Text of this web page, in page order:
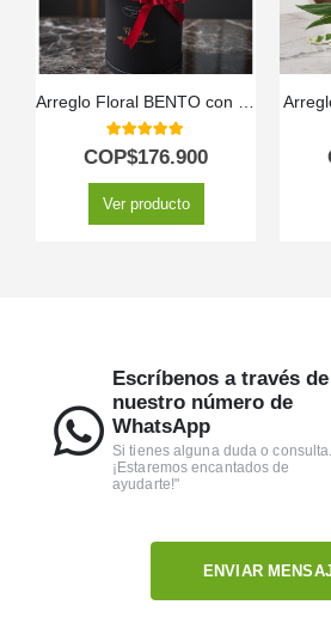
5.00out of 5
COP$176.900
Ver producto
Escríbenos a través de
nuestro número de
WhatsApp
Si tienes alguna duda o consulta.
¡Estaremos encantados de
ayudarte!"
ENVIAR